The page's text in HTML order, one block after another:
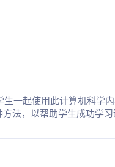
一起使用此计算机科学内
法，以帮助学生成功学习